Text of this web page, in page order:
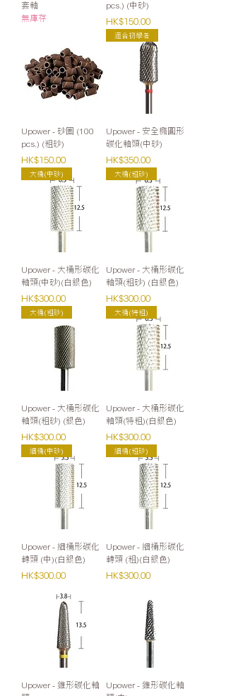
套軸
無庫存
pcs.) (中砂)
價格
HK$150.00
Upower - 砂圈 (100
pcs.) (粗砂)
價格
HK$150.00
適合初學者
Upower - 安全橢圓形
碳化軸頭(中砂)
價格
HK$350.00
大桶(中砂)
Upower - 大桶形碳化
軸頭(中砂)(白銀色)
價格
HK$300.00
大桶(粗砂)
Upower - 大桶形碳化
軸頭(粗砂) (白銀色)
價格
HK$300.00
大桶(粗砂)
Upower - 大桶形碳化
軸頭(粗砂) (銀色)
價格
HK$300.00
大桶(特粗)
Upower - 大桶形碳化
軸頭(特粗)(白銀色)
價格
HK$300.00
細桶(中砂)
Upower - 細桶形碳化
轉頭 (中)(白銀色)
價格
HK$300.00
細桶(粗砂)
Upower - 細桶形碳化
轉頭 (粗)(白銀色)
價格
HK$300.00
Upower - 錐形碳化軸
Upower - 錐形碳化軸